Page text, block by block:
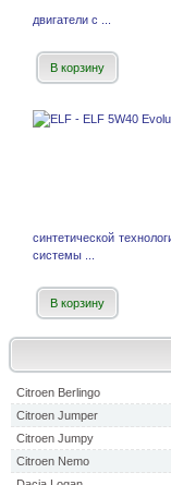
Citroen Berlingo
Citroen Jumper
Citroen Jumpy
Citroen Nemo
двигатели с ...
В корзину
синтетической
системы ...
В корзину